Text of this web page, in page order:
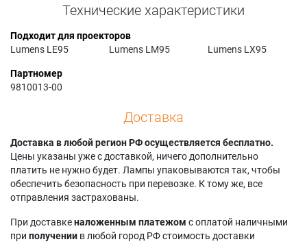
Технические характеристики
Подходит для проекторов
Lumens LE95
Lumens LM95 Lumens LX95
Партномер
9810013-00
Доставка
Доставка в любой регион РФ осуществляется бесплатно.
Цены указаны уже с доставкой, ничего дополнительно
платить не нужно будет. Лампы упаковываются так, чтобы
обеспечить безопасность при перевозке. К тому же, все
отправления застрахованы.
При доставкеналоженным платежом с оплатой наличными
при получении в любой город РФ стоимость доставки